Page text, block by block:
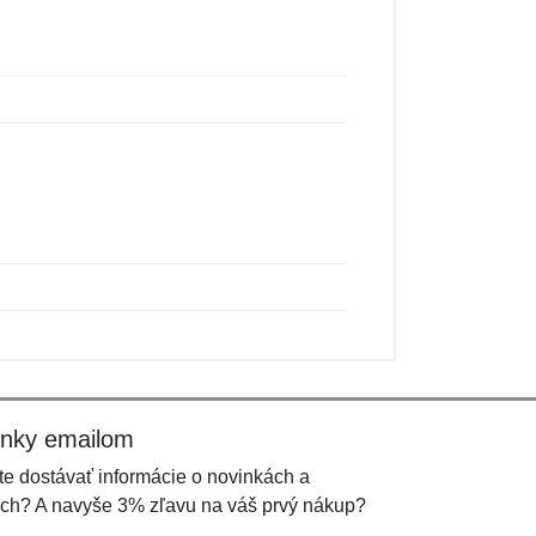
emailom
dostávať informácie o novinkách a
A navyše 3% zľavu na váš prvý nákup?